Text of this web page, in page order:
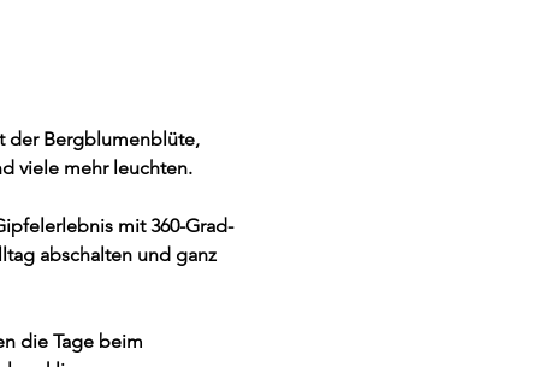
der Bergblumenblüte,
viele mehr leuchten.
mit 360-Grad-
abschalten und ganz
die Tage beim